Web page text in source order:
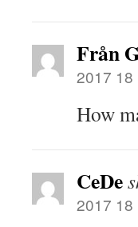
Från
2017 18
How
CeDe
2017 18